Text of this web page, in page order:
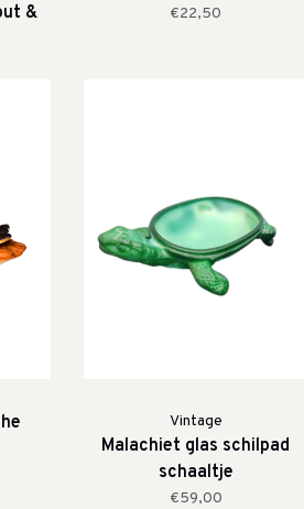
&
€22,50
Vintage
Malachiet glas schilpad
schaaltje
€59,00